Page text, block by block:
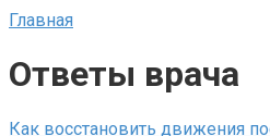
Главная
Ответы врача
Как восстановить движения